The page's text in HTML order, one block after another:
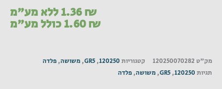
1.36₪ ללא מע"מ
1.60₪ כולל מע"מ
מק"ט 120250070282 קטגוריות 120250
,
GR5
, משושה, פלדה
תגיות 120250
,
GR5
, משושה, פלדה